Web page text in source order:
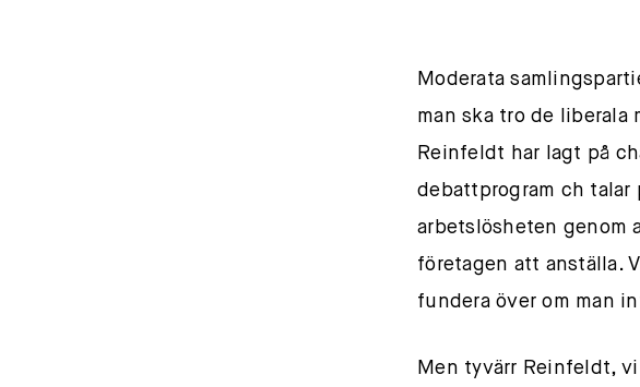
Moderata
man ska tro de liberala
Reinfeldt har lagt på
debattprogram ch talar
arbetslösheten genom
företagen att anställa.
fundera över om man
Men tyvärr Reinfeldt,